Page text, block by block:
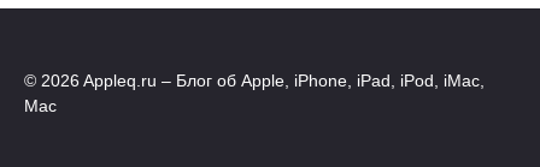
© 2026 Appleq.ru – Блог об Apple, iPhone, iPad, iPod, iMac,
Mac